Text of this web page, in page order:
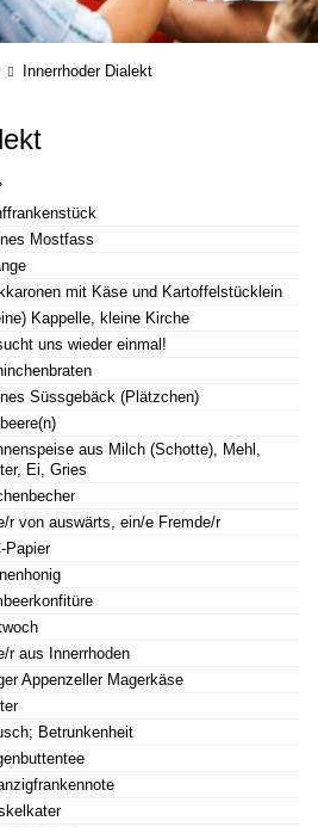
Innerrhoder Dialekt
Mostfass
mit Käse und Kartoffelstücklein
Kappelle, kleine Kirche
uns wieder einmal!
Süssgebäck (Plätzchen)
aus Milch (Schotte), Mehl,
Ei, Gries
r von auswärts, ein/e Fremde/r
Papier
r aus Innerrhoden
Appenzeller Magerkäse
Betrunkenheit